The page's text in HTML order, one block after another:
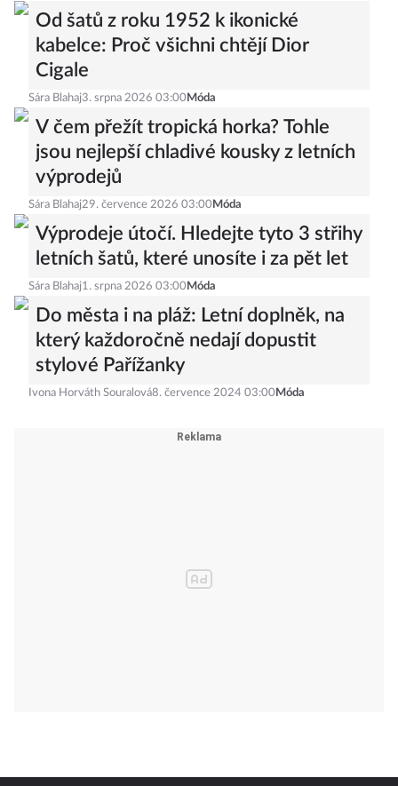
Od šatů z roku 1952 k ikonické
kabelce: Proč všichni chtějí Dior
Cigale
Sára Blahaj3. srpna 2026 03:00 Móda
V čem přežít tropická horka? Tohle
jsou nejlepší chladivé kousky z letních
výprodejů
Sára Blahaj29. července 2026 03:00 Móda
Výprodeje útočí. Hledejte tyto 3 střihy
letních šatů, které unosíte i za pět let
Sára Blahaj1. srpna 2026 03:00 Móda
Do města i na pláž: Letní doplněk, na
který každoročně nedají dopustit
stylové Pařížanky
Ivona Horváth Souralová8. července 2024 03:00 Móda